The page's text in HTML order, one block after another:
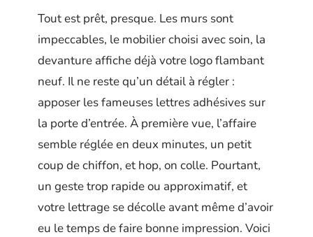
Tout est prêt, presque. Les murs sont
impeccables, le mobilier choisi avec soin, la
devanture affiche déjà votre logo flambant
neuf. Il ne reste qu’un détail à régler :
apposer les fameuses lettres adhésives sur
la porte d’entrée. À première vue, l’affaire
semble réglée en deux minutes, un petit
coup de chiffon, et hop, on colle. Pourtant,
un geste trop rapide ou approximatif, et
votre lettrage se décolle avant même d’avoir
eu le temps de faire bonne impression. Voici